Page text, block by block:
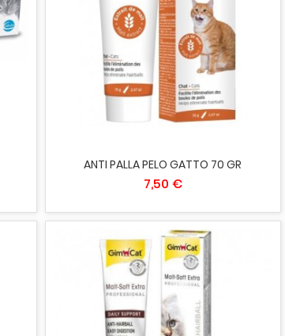
AGGIUNGI AL CARRELLO
ANTI PALLA PELO GATTO 70 GR
7,50 €